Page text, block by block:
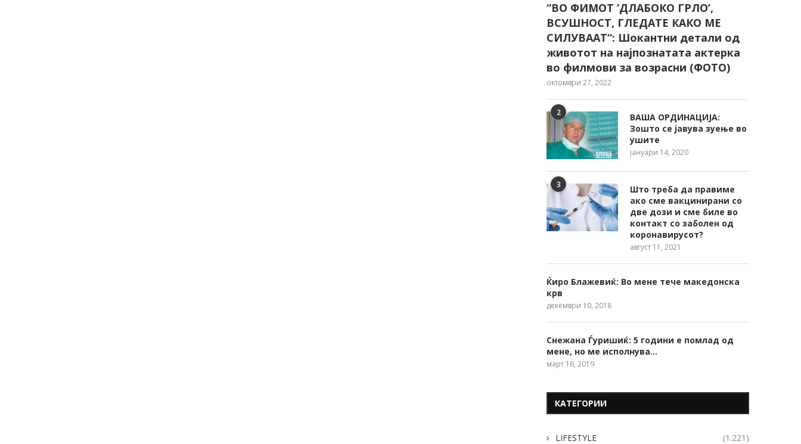
“ВО ФИМОТ ‘ДЛАБОКО ГРЛО’,
ВСУШНОСТ, ГЛЕДАТЕ КАКО МЕ
СИЛУВААТ“: Шокантни детали од
животот на најпознатата актерка
во филмови за возрасни (ФОТО)
октомври 27, 2022
2
ВАША ОРДИНАЦИЈА:
Зошто се јавува зуење во
ушите
јануари 14, 2020
3
Што треба да правиме
ако сме вакцинирани со
две дози и сме биле во
контакт со заболен од
коронавирусот?
август 11, 2021
Ќиро Блажевиќ: Во мене тече македонска
крв
декември 10, 2018
Снежана Ѓуришиќ: 5 години е помлад од
мене, но ме исполнува…
март 16, 2019
КАТЕГОРИИ
LIFESTYLE (1.221)